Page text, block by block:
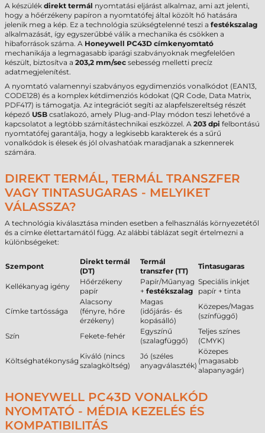
A készülék direkt termál nyomtatási eljárást alkalmaz, ami azt jelenti,
hogy a hőérzékeny papíron a nyomtatófej által közölt hő hatására
jelenik meg a kép. Ez a technológia szükségtelenné teszi a festékszalag
alkalmazását, így egyszerűbbé válik a mechanika és csökken a
hibaforrások száma. A Honeywell PC43D címkenyomtató
mechanikája a legmagasabb iparági szabványoknak megfelelően
készült, biztosítva a 203,2 mm/sec sebesség melletti precíz
adatmegjelenítést.
A nyomtató valamennyi szabványos egydimenziós vonalkódot (EAN13,
CODE128) és a komplex kétdimenziós kódokat (QR Code, Data Matrix,
PDF417) is támogatja. Az integrációt segíti az alapfelszereltség részét
képező USB csatlakozó, amely Plug-and-Play módon teszi lehetővé a
kapcsolatot a legtöbb számítástechnikai eszközzel. A 203 dpi felbontású
nyomtatófej garantálja, hogy a legkisebb karakterek és a sűrű
vonalkódok is élesek és jól olvashatóak maradjanak a szkennerek
számára.
DIREKT TERMÁL, TERMÁL TRANSZFER
VAGY TINTASUGARAS - MELYIKET
VÁLASSZA?
A technológia kiválasztása minden esetben a felhasználás környezetétől
és a címke élettartamától függ. Az alábbi táblázat segít értelmezni a
különbségeket:
Szempont
Direkt termál
(DT)
Termál
transzfer (TT)
Tintasugaras
Kellékanyag igény
Hőérzékeny
papír
Papír/Műanyag
+ festékszalag
Speciális inkjet
papír + tinta
Címke tartóssága
Alacsony
(fényre, hőre
érzékeny)
Magas
(időjárás- és
kopásálló)
Közepes/Magas
(színfüggő)
Szín Fekete-fehér
Egyszínű
(szalagfüggő)
Teljes színes
(CMYK)
Költséghatékonyság
Kiváló (nincs
szalagköltség)
Jó (széles
anyagválaszték)
Közepes
(magasabb
alapanyagár)
HONEYWELL PC43D VONALKÓD
NYOMTATÓ - MÉDIA KEZELÉS ÉS
KOMPATIBILITÁS